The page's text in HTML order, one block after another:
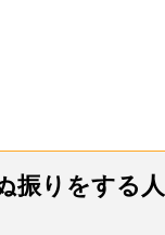
振りをする